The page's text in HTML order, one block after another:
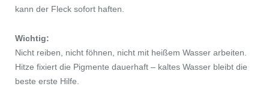
kann der Fleck sofort haften.
Wichtig:
Nicht reiben, nicht föhnen, nicht mit heißem Wasser arbeiten.
Hitze fixiert die Pigmente dauerhaft – kaltes Wasser bleibt die
beste erste Hilfe.